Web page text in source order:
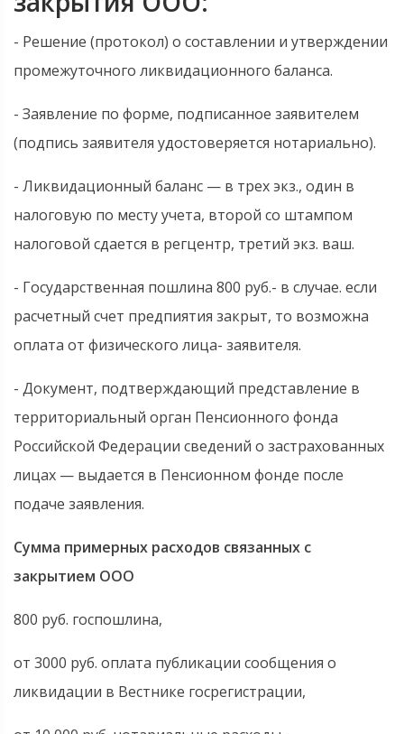
- Решение (протокол) о составлении и утверждении
промежуточного ликвидационного баланса.
- Заявление по форме, подписанное заявителем
(подпись заявителя удостоверяется нотариально).
- Ликвидационный баланс — в трех экз., один в
налоговую по месту учета, второй со штампом
налоговой сдается в регцентр, третий экз. ваш.
- Государственная пошлина 800 руб.- в случае. если
расчетный счет предпиятия закрыт, то возможна
оплата от физического лица- заявителя.
- Документ, подтверждающий представление в
территориальный орган Пенсионного фонда
Российской Федерации сведений о застрахованных
лицах — выдается в Пенсионном фонде после
подаче заявления.
Сумма примерных расходов связанных с
закрытием ООО
800 руб. госпошлина,
от 3000 руб. оплата публикации сообщения о
ликвидации в Вестнике госрегистрации,